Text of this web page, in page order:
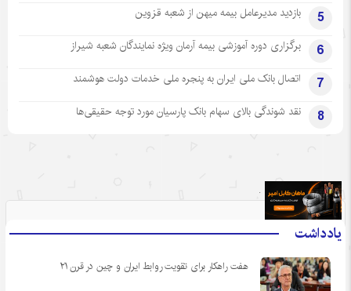
5 بازدید مدیرعامل بیمه میهن از شعبه قزوین
6 برگزاری دوره آموزشی بیمه آرمان ویژه نمایندگان شعبه شیراز
7 اتصال بانک ملی ایران به پنجره ملی خدمات دولت هوشمند
8 نقد شوندگی بالای سهام بانک پارسیان مورد توجه حقیقی‌ها
یادداشت
هفت راهکار برای تقویت روابط ایران و چین در قرن ۲۱
.